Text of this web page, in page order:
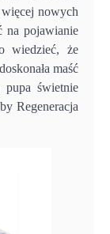
nowych
na pojawianie
wiedzieć, że
maść
pupa świetnie
Regeneracja